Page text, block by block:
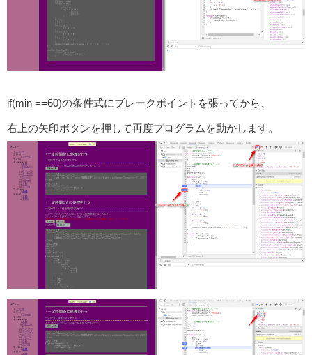
if(min ==60)の条件式にブレークポイントを張ってから、
右上の矢印ボタンを押して再度プログラムを動かします。